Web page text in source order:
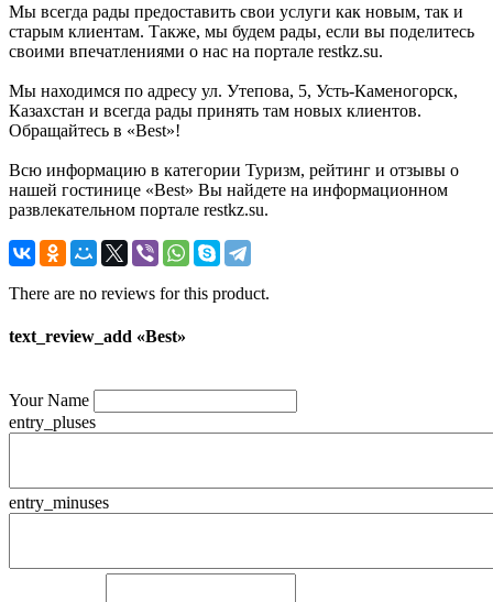
Мы всегда рады предоставить свои услуги как новым, так и
старым клиентам. Также, мы будем рады, если вы поделитесь
своими впечатлениями о нас на портале restkz.su.
Мы находимся по адресу ул. Утепова, 5, Усть-Каменогорск,
Казахстан и всегда рады принять там новых клиентов.
Обращайтесь в «Best»!
Всю информацию в категории Туризм, рейтинг и отзывы о
нашей гостинице «Best» Вы найдете на информационном
развлекательном портале restkz.su.
There are no reviews for this product.
text_review_add «Best»
Your Name
entry_pluses
entry_minuses